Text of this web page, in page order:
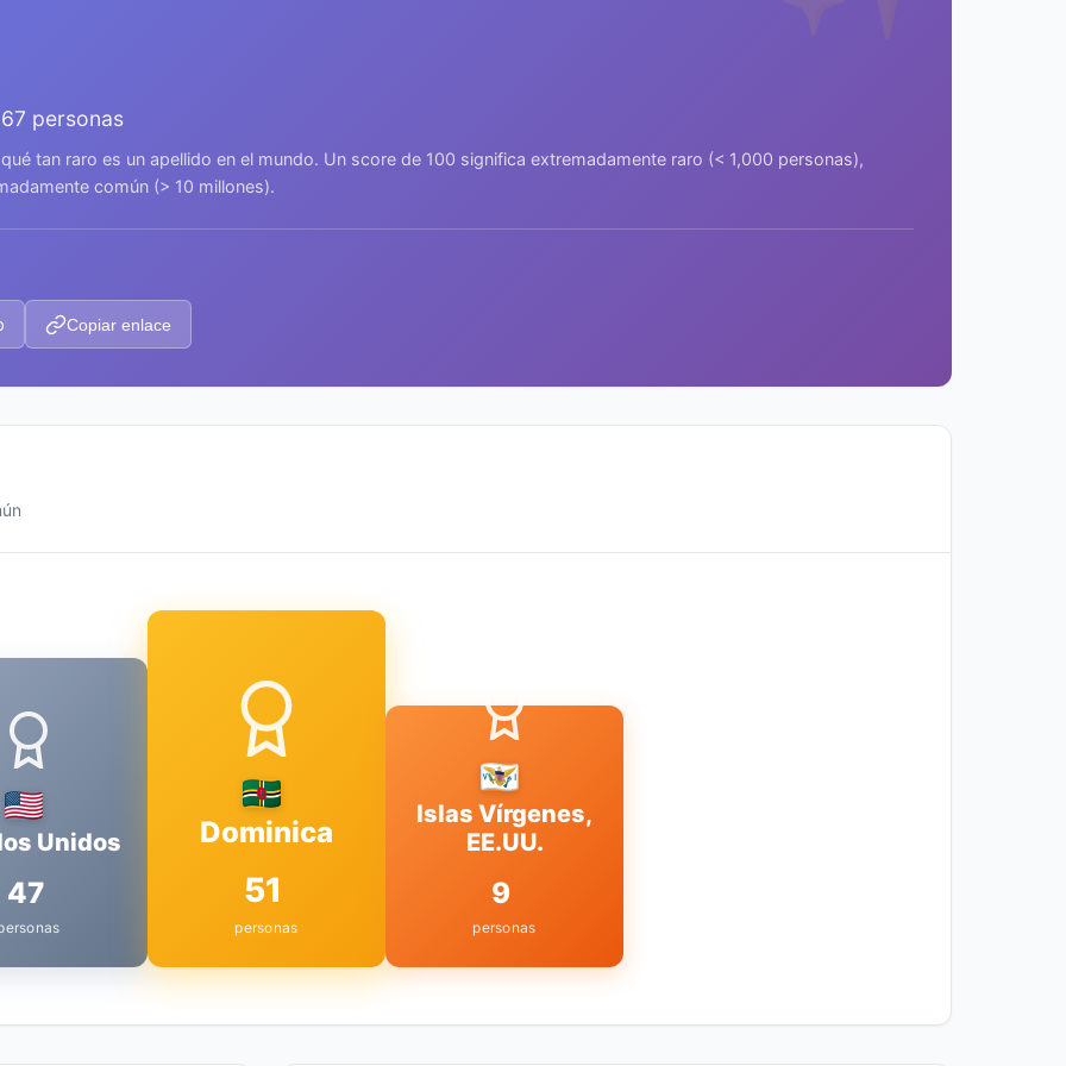
personas
tan raro es un apellido en el mundo. Un score de 100 significa extremadamente raro (< 1,000 personas),
común (> 10 millones).
Copiar enlace
Unidos
47
Dominica
51
personas
Islas Vírgenes,
EE.UU.
9
personas